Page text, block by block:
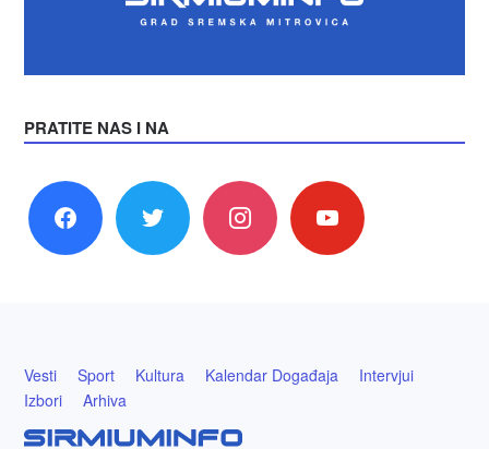
PRATITE NAS I NA
facebook twitter instagram youtube
Vesti Sport Kultura Kalendar Događaja
Intervjui
Izbori
Arhiva